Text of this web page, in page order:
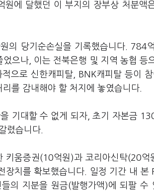
에 달했던 이 부지의 장부상 처분액
당기순손실을 기록했습니다. 784
으나, 이는 전북은행 및 지역 농협 등
으로 신한캐피탈, BNK캐피탈 등이
를 감내해야 할 처지에 놓였습니다.
기대할 수 없게 되자, 초기 자본금
렸습니다.
키움증권(10억원)과 코리아신탁(20억
치를 확보했습니다. 일정 기간 내 본
의 지분을 원금(발행가액)에 되팔 수